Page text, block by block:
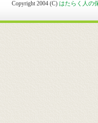
Copyright 2004 (C) はたらく人の